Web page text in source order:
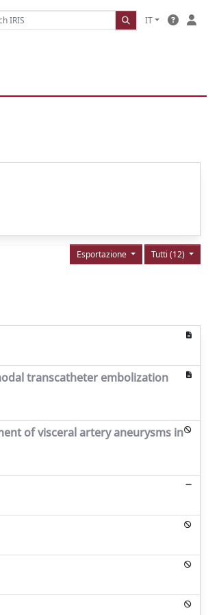
IT
Tutti (12)
Esportazione
transcatheter embolization
of visceral artery aneurysms in